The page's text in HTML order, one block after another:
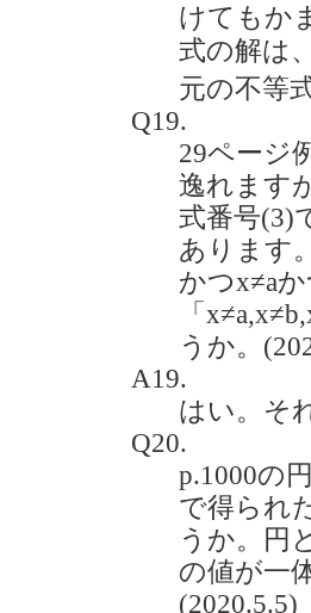
けてもか
式の解は、
元の不等
Q19.
29ページ
逸れます
式番号(3)
あります
かつx≠a
「
うか。
A19.
はい。そ
Q20.
p.1000の
で得られ
うか。円
の値が一
(2020.5.5)